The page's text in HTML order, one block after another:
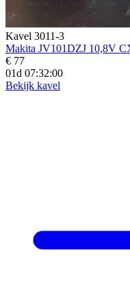
Kavel 3011-3
Makita JV101DZJ 10,8V
€ 77
01d 07:31:59
Bekijk kavel